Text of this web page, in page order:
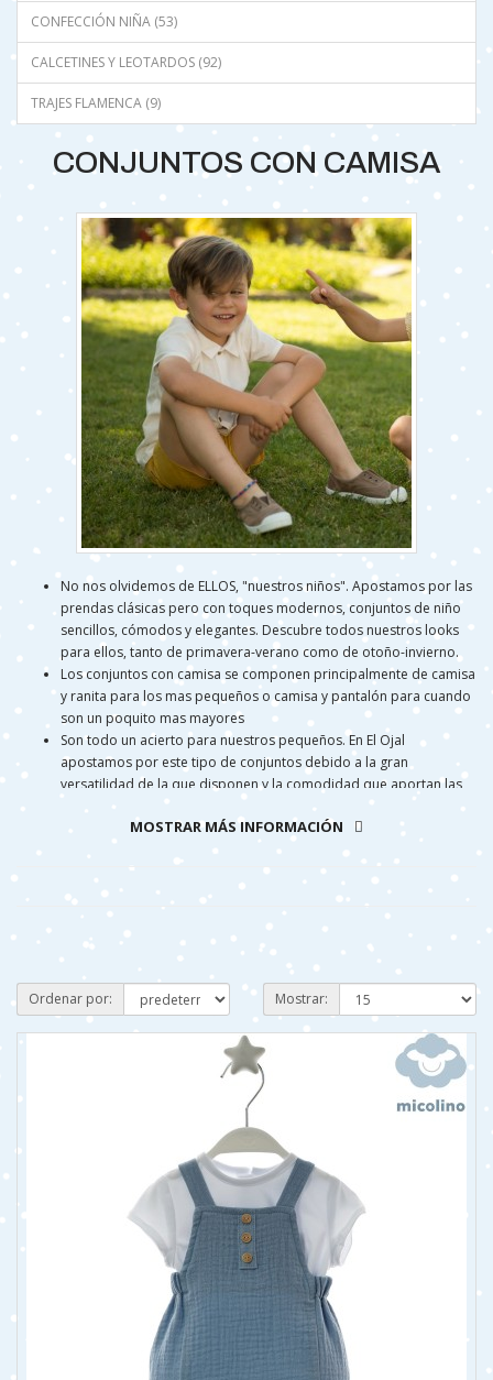
CONFECCIÓN NIÑA (53)
CALCETINES Y LEOTARDOS (92)
TRAJES FLAMENCA (9)
CONJUNTOS CON CAMISA
No nos olvidemos de ELLOS, "nuestros niños". Apostamos por las
prendas clásicas pero con toques modernos, conjuntos de niño
sencillos, cómodos y elegantes. Descubre todos nuestros looks
para ellos, tanto de primavera-verano como de otoño-invierno.
Los conjuntos con camisa se componen principalmente de camisa
y ranita para los mas pequeños o camisa y pantalón para cuando
son un poquito mas mayores
Son todo un acierto para nuestros pequeños. En El Ojal
apostamos por este tipo de conjuntos debido a la gran
versatilidad de la que disponen y la comodidad que aportan las
ranitas a nuestros bebés. Apostamos, también, por marcas
españolas que cuidan de cada detalle para asegurar la calidad y
MOSTRAR MÁS INFORMACIÓN
Ordenar por: Mostrar: